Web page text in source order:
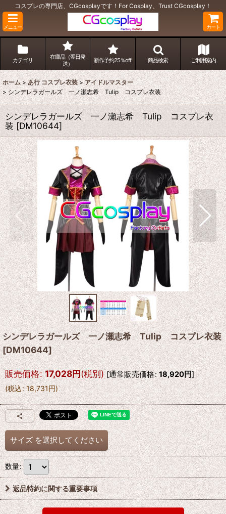
コスプレの専門店、CGcosplayです！For Cosplay、Trust CGcosplay！
メニュー カート
カテゴリ
在庫品（翌日発
送）
新作予約25％off 商品検索 ご利用案内
ホーム > あ行 コスプレ衣装 > アイドルマスター
> シンデレラガールズ 一ノ瀬志希 Tulip コスプレ衣装
シンデレラガールズ 一ノ瀬志希 Tulip コスプレ衣
装 [DM10644]
シンデレラガールズ 一ノ瀬志希 Tulip コスプレ衣装
[DM10644]
販売価格: 17,028円(税別) [通常販売価格: 18,920円]
(税込: 18,731円)
サイズ を選択してください
数量:
返品特約に関する重要事項